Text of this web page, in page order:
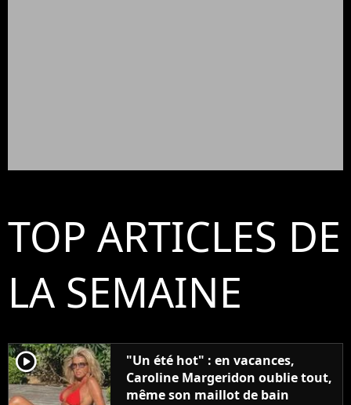
TOP ARTICLES DE
LA SEMAINE
player2
"Un été hot" : en vacances,
Caroline Margeridon oublie tout,
même son maillot de bain